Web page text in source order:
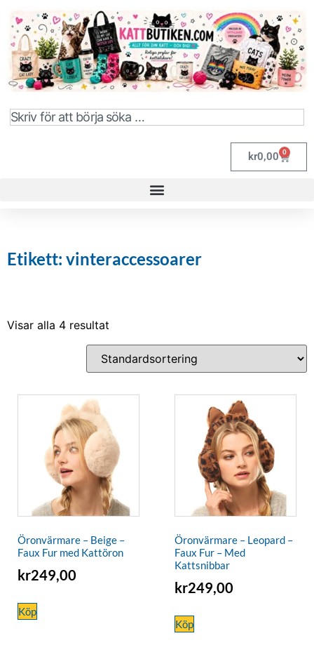
kr0,00 0
Etikett: vinteraccessoarer
Visar alla 4 resultat
Öronvärmare – Beige –
Faux Fur med Kattöron
kr249,00
Köp
Öronvärmare – Leopard –
Faux Fur – Med
Kattsnibbar
kr249,00
Köp